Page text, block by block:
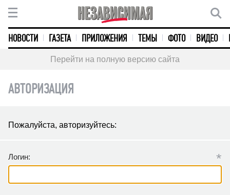
НОВОСТИ ГАЗЕТА ПРИЛОЖЕНИЯ ТЕМЫ ФОТО ВИДЕО
Перейти на полную версию сайта
АВТОРИЗАЦИЯ
Пожалуйста, авторизуйтесь:
Логин: *